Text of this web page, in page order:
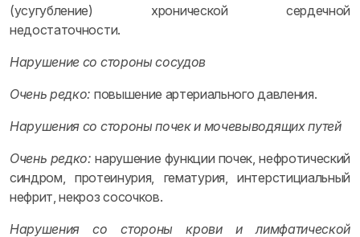
(усугубление) хронической сердечной
недостаточности.
Нарушение со стороны сосудов
Очень редко: повышение артериального давления.
Нарушения со стороны почек и мочевыводящих путей
Очень редко: нарушение функции почек, нефротический
синдром, протеинурия, гематурия, интерстициальный
нефрит, некроз сосочков.
Нарушения со стороны крови и лимфатической